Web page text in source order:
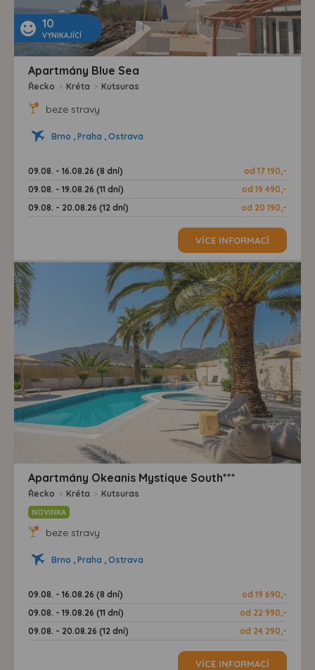
10
VYNIKAJÍCÍ
Apartmány Blue Sea
Řecko > Kréta > Kutsuras
beze stravy
Brno , Praha , Ostrava
09.08. - 16.08.26 (8 dní)
od 17 190,-
09.08. - 19.08.26 (11 dní)
od 19 490,-
09.08. - 20.08.26 (12 dní)
od 20 190,-
VÍCE INFORMACÍ
Apartmány Okeanis Mystique South***
Řecko > Kréta > Kutsuras
NOVINKA
beze stravy
Brno , Praha , Ostrava
09.08. - 16.08.26 (8 dní)
od 19 690,-
09.08. - 19.08.26 (11 dní)
od 22 990,-
09.08. - 20.08.26 (12 dní)
od 24 290,-
VÍCE INFORMACÍ